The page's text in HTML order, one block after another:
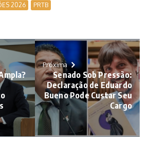
2026 PRTB
Próxima
Senado Sob Pressão:
Declaração de Eduardo
Bueno Pode Custar Seu
Cargo